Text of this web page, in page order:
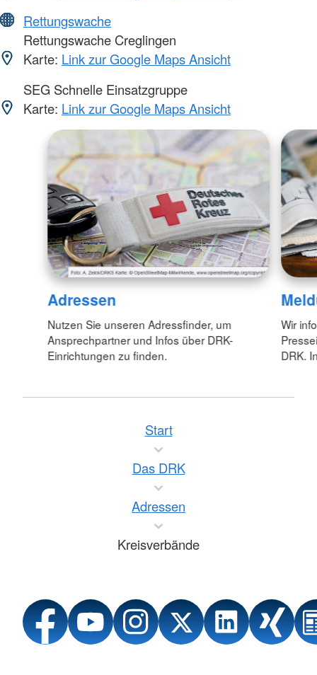
Rettungswache
Rettungswache Creglingen
Karte: Link zur Google Maps Ansicht
SEG Schnelle Einsatzgruppe
Karte: Link zur Google Maps Ansicht
Adressen
Nutzen Sie unseren Adressfinder, um
Ansprechpartner und Infos über DRK-
Einrichtungen zu finden.
Wir
DRK.
Start
Das DRK
Adressen
Kreisverbände